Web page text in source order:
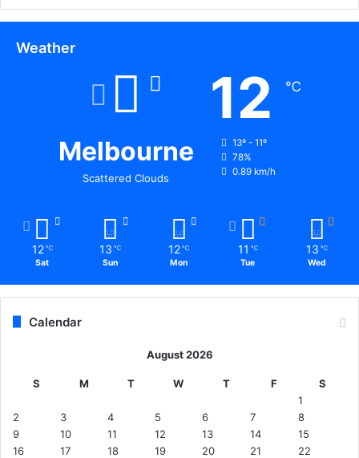
Weather
Melbourne
Scattered Clouds
12 ℃
13º - 11º
78%
0.89 km/h
12 ℃
Sat
13 ℃
Sun
12 ℃
Mon
11 ℃
Tue
13 ℃
Wed
Calendar
August 2026
S M T W T F
S
1
2
3 4 5 6 7
8
9
10 11 12 13 14
15
16
17 18 19 20 21
22